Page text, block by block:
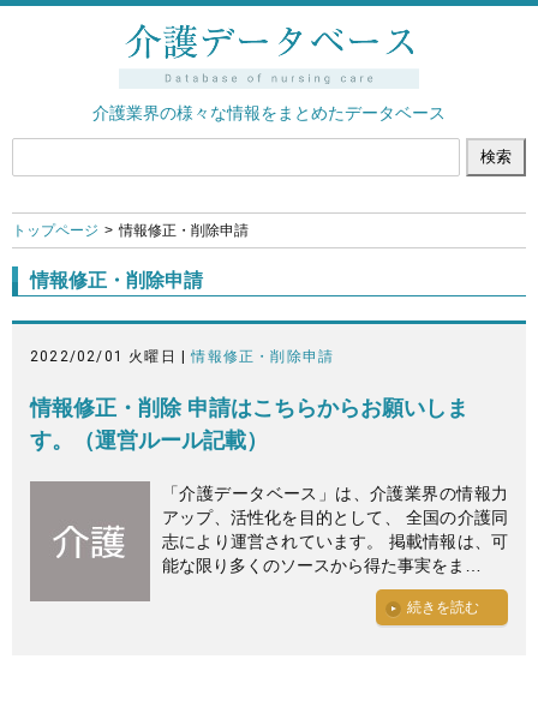
介護業界の様々な情報をまとめたデータベース
トップページ 情報修正・削除申請
情報修正・削除申請
2022/02/01 火曜日 |情報修正・削除申請
情報修正・削除 申請はこちらからお願いしま
す。（運営ルール記載）
「介護データベース」は、介護業界の情報力
アップ、活性化を目的として、 全国の介護同
志により運営されています。 掲載情報は、可
能な限り多くのソースから得た事実をま…
続きを読む